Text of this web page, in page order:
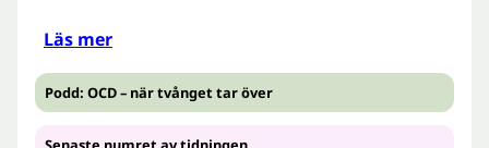
Läs mer
Podd: OCD – när tvånget tar över